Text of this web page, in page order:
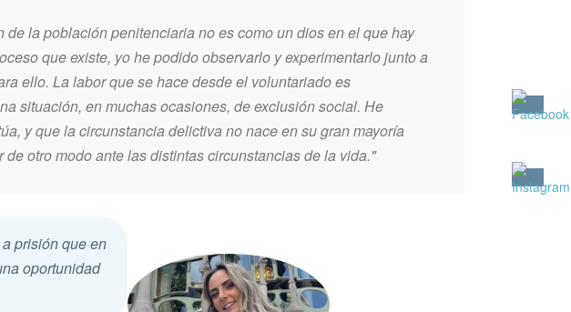
la población penitenciaria no es como un dios en el que hay
que existe, yo he podido observarlo y experimentarlo junto a
ello. La labor que se hace desde el voluntariado es
situación, en muchas ocasiones, de exclusión social. He
y que la circunstancia delictiva no nace en su gran mayoría
otro modo ante las distintas circunstancias de la vida."
prisión que en
oportunidad